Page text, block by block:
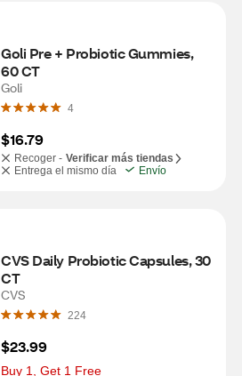
Goli Pre + Probiotic Gummies,
60 CT
Goli
4
$16.79
Recoger - Verificar más tiendas
Entrega el mismo día
Envío
CVS Daily Probiotic Capsules, 30
CT
CVS
224
$23.99
Buy 1, Get 1 Free